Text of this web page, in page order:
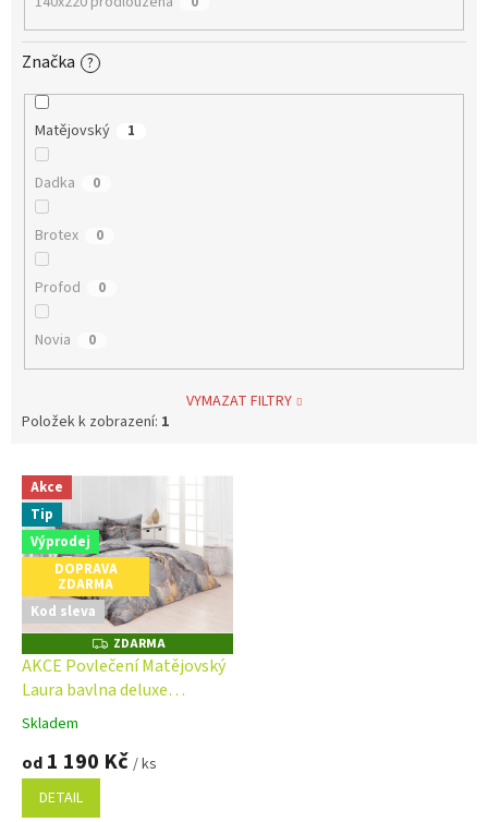
Značka ?
Matějovský 1
Dadka 0
Brotex 0
Profod 0
Novia 0
VYMAZAT FILTRY
Položek k zobrazení: 1
p
p
Akce
Tip
Výprodej
DOPRAVA
ZDARMA
Kod sleva
Z
D
A
R
ZDARMA
AKCE Povlečení Matějovský
Laura bavlna deluxe
digital/bavlněný satén
Průměrné
produktu
5,0
Skladem
od 1 190 Kč / ks
DETAIL